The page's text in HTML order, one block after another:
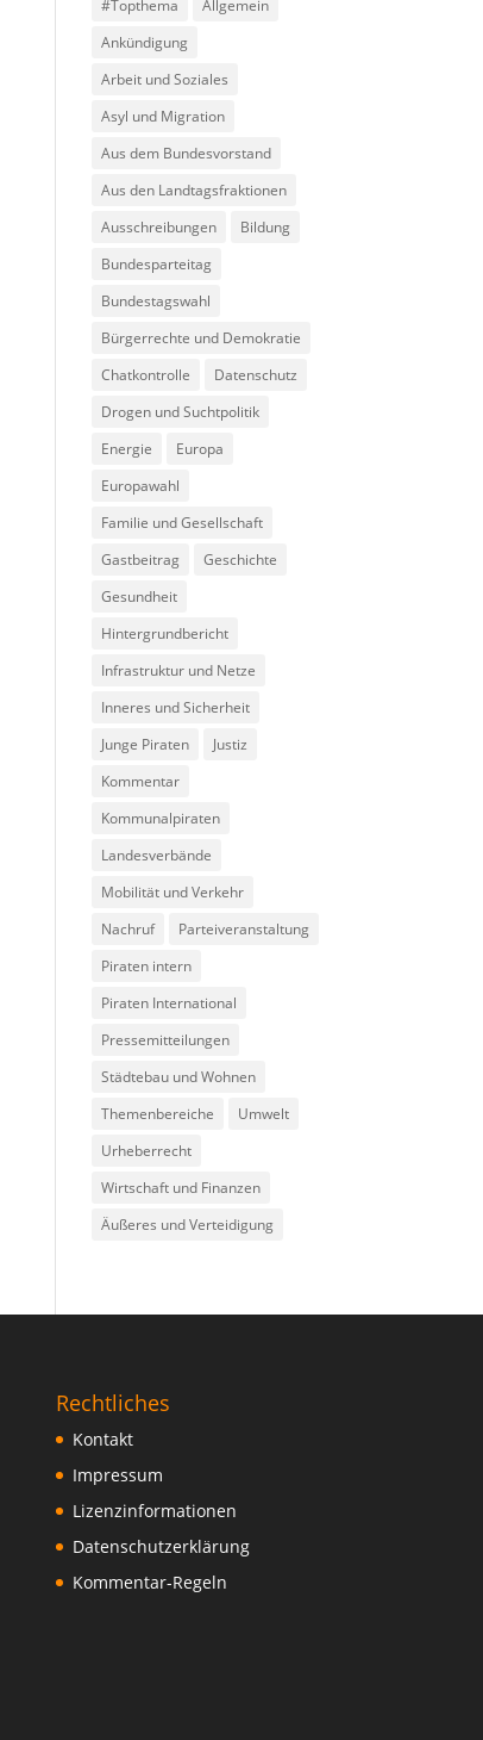
#Topthema
Allgemein
Ankündigung
Arbeit und Soziales
Asyl und Migration
Aus dem Bundesvorstand
Aus den Landtagsfraktionen
Ausschreibungen
Bildung
Bundesparteitag
Bundestagswahl
Bürgerrechte und Demokratie
Chatkontrolle
Datenschutz
Drogen und Suchtpolitik
Energie
Europa
Europawahl
Familie und Gesellschaft
Gastbeitrag
Geschichte
Gesundheit
Hintergrundbericht
Infrastruktur und Netze
Inneres und Sicherheit
Junge Piraten
Justiz
Kommentar
Kommunalpiraten
Landesverbände
Mobilität und Verkehr
Nachruf
Parteiveranstaltung
Piraten intern
Piraten International
Pressemitteilungen
Städtebau und Wohnen
Themenbereiche
Umwelt
Urheberrecht
Wirtschaft und Finanzen
Äußeres und Verteidigung
Rechtliches
Kontakt
Impressum
Lizenzinformationen
Datenschutzerklärung
Kommentar-Regeln